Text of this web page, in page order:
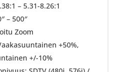
– 5.31-8.26:1
– 500″
Zoom
+50%,
+/-10%